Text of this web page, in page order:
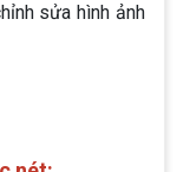
sửa hình ảnh